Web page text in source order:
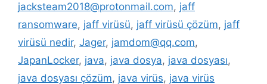
jacksteam2018@protonmail.com, jaff
ransomware, jaff virüsü, jaff virüsü çözüm, jaff
virüsü nedir, Jager, jamdom@qq.com,
JapanLocker, java, java dosya, java dosyası,
java dosyası çözüm, java virüs, java virüs